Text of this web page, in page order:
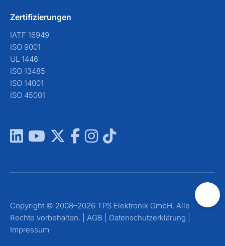
Zertifizierungen
IATF 16949
ISO 9001
UL 1446
ISO 13485
ISO 14001
ISO 45001
Copyright © 2008–2026 TPS Elektronik GmbH. Alle
Rechte vorbehalten. | AGB Datenschutzerklärung
Impressum